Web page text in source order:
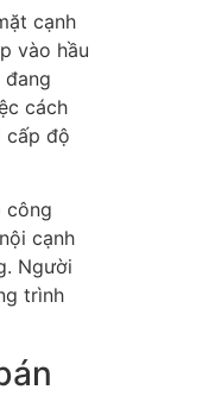
cạnh
vào hầu
cách
cấp độ
công
cạnh
Người
trình